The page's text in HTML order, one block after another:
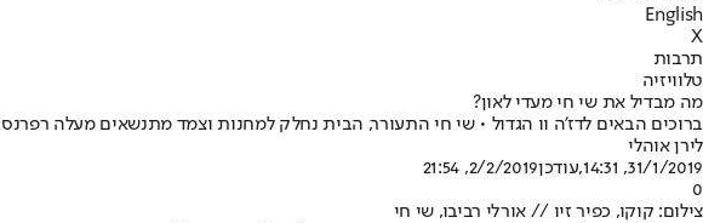
English
X
תרבות
טלוויזיה
מה מבדיל את שי חי מעדי לאון?
ברוכים הבאים לדז'ה וו הגדול • שי חי התעורר, הבית נחלק למחנות וצמד מתנשאים מעלה
לירן אוהלי
31/1/2019, 14:31
,עודכן2/2/2019, 21:54
0
צילום: קוקו, כפיר זיו // אורלי רביבו, שי חי